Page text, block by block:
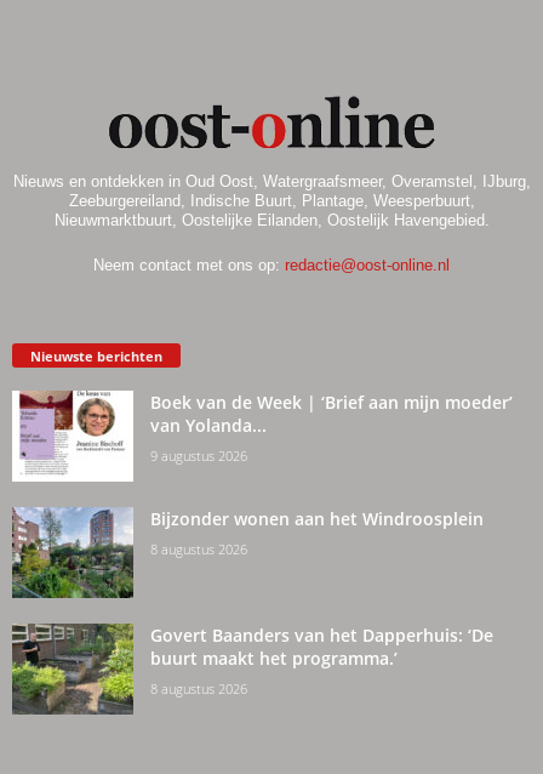
Nieuws en ontdekken in Oud Oost, Watergraafsmeer, Overamstel, IJburg,
Zeeburgereiland, Indische Buurt, Plantage, Weesperbuurt,
Nieuwmarktbuurt, Oostelijke Eilanden, Oostelijk Havengebied.
Neem contact met ons op: redactie@oost-online.nl
Nieuwste berichten
Boek van de Week | ‘Brief aan mijn moeder’
van Yolanda...
9 augustus 2026
Bijzonder wonen aan het Windroosplein
8 augustus 2026
Govert Baanders van het Dapperhuis: ‘De
buurt maakt het programma.’
8 augustus 2026